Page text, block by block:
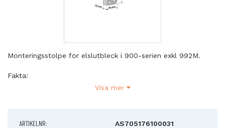
Monteringsstolpe för elslutbleck i 900-serien exkl 992M.
Fakta:
Bredd: 40 mm
Visa mer
ARTIKELNR: AS705176100031